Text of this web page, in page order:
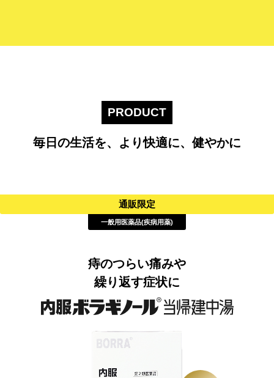
PRODUCT
毎日の生活を、より快適に、健やかに
通販限定
一般用医薬品(疾病用薬)
痔のつらい痛みや
繰り返す症状に